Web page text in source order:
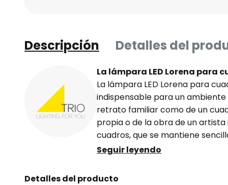
Descripción Detalles del
La lámpara LED Lorena para
La lámpara LED Lorena para
indispensable para un
retrato familiar como de un
propia o de la obra de un
cuadros, que se mantiene
por tanto, resulta aún más
- 1 x 8 W LED
Seguir leyendo
Detalles del producto